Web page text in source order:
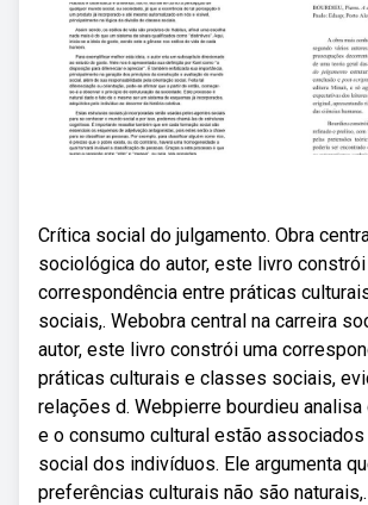
Crítica social do julgamento. Obra
sociológica do autor, este livro constrói
correspondência entre práticas
sociais,. Webobra central na carreira
autor, este livro constrói uma
práticas culturais e classes sociais,
relações d. Webpierre bourdieu
e o consumo cultural estão
social dos indivíduos. Ele argumenta
preferências culturais não são naturais,.